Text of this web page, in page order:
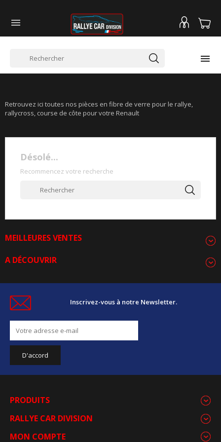


Retrouvez ici toutes nos pièces en fibre de verre pour le rallye,
rallycross, course de côte pour votre Renault
Désolé...
Recommencez votre recherche
MEILLEURES VENTES
A DÉCOUVRIR
Inscrivez-vous à notre Newsletter.
PRODUITS
RALLYE CAR DIVISION
MON COMPTE